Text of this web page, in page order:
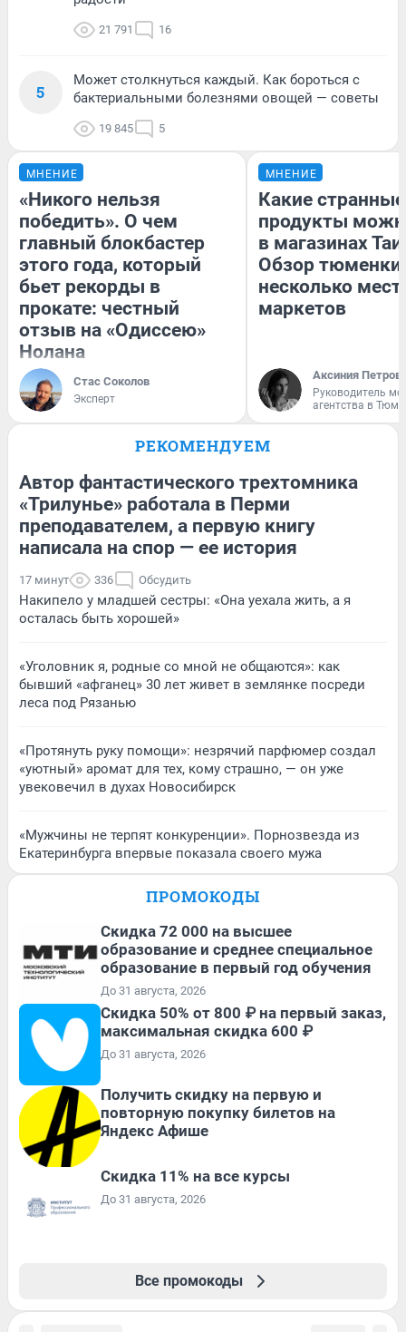
21 791 16
5
Может столкнуться каждый. Как бороться с
бактериальными болезнями овощей — советы
19 845 5
МНЕНИЕ
«Никого нельзя
победить». О чем
главный блокбастер
этого года, который
бьет рекорды в
прокате: честный
отзыв на «Одиссею»
Нолана
Стас Соколов
Эксперт
МНЕНИЕ
Какие странные
продукты
в магазинах
Обзор тюменки
несколько
маркетов
Аксиния
Руководитель
агентства в
РЕКОМЕНДУЕМ
Автор фантастического трехтомника
«Трилунье» работала в Перми
преподавателем, а первую книгу
написала на спор — ее история
17 минут 336 Обсудить
Накипело у младшей сестры: «Она уехала жить, а я
осталась быть хорошей»
«Уголовник я, родные со мной не общаются»: как
бывший «афганец» 30 лет живет в землянке посреди
леса под Рязанью
«Протянуть руку помощи»: незрячий парфюмер создал
«уютный» аромат для тех, кому страшно, — он уже
увековечил в духах Новосибирск
«Мужчины не терпят конкуренции». Порнозвезда из
Екатеринбурга впервые показала своего мужа
ПРОМОКОДЫ
Скидка 72 000 на высшее
образование и среднее специальное
образование в первый год обучения
До 31 августа, 2026
Скидка 50% от 800 ₽ на первый заказ,
максимальная скидка 600 ₽
До 31 августа, 2026
Получить скидку на первую и
повторную покупку билетов на
Яндекс Афише
Скидка 11% на все курсы
До 31 августа, 2026
Все промокоды